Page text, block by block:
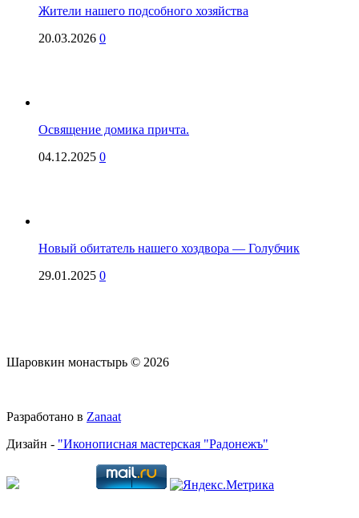
Жители нашего подсобного хозяйства
20.03.2026 0
Освящение домика причта.
04.12.2025 0
Новый обитатель нашего хоздвора — Голубчик
29.01.2025 0
Шаровкин монастырь © 2026
Разработано в Zanaat
Дизайн - "Иконописная мастерская "Радонежъ"